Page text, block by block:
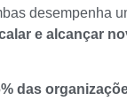
desempenha
e alcançar
das